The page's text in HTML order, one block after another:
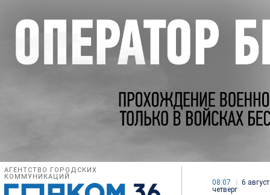
АГЕНТСТВО ГОРОДСКИХ
КОММУНИКАЦИЙ
08:07
6
четверг